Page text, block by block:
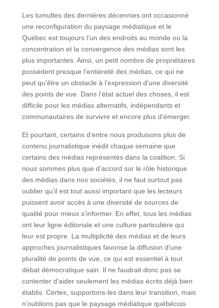
Les tumultes des dernières décennies ont occasionné
une reconfiguration du paysage médiatique et le
Québec est toujours l’un des endroits au monde où la
concentration et la convergence des médias sont les
plus importantes. Ainsi, un petit nombre de propriétaires
possèdent presque l’entièreté des médias, ce qui ne
peut qu’être un obstacle à l’expression d’une diversité
des points de vue. Dans l’état actuel des choses, il est
difficile pour les médias alternatifs, indépendants et
communautaires de survivre et encore plus d’émerger.
Et pourtant, certains d’entre nous produisons plus de
contenu journalistique inédit chaque semaine que
certains des médias représentés dans la coalition. Si
nous sommes plus que d’accord sur le rôle historique
des médias dans nos sociétés, il ne faut surtout pas
oublier qu’il est tout aussi important que les lecteurs
puissent avoir accès à une diversité de sources de
qualité pour mieux s’informer. En effet, tous les médias
ont leur ligne éditoriale et une culture particulière qui
leur est propre. La multiplicité des médias et de leurs
approches journalistiques favorise la diffusion d’une
pluralité de points de vue, ce qui est essentiel à tout
débat démocratique sain. Il ne faudrait donc pas se
contenter d’aider seulement les médias écrits déjà bien
établis. Certes, supportons-les dans leur transition, mais
n’oublions pas que le paysage médiatique québécois